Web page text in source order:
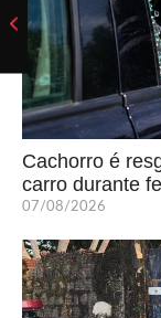
Cachorro é
carro durante
07/08/2026